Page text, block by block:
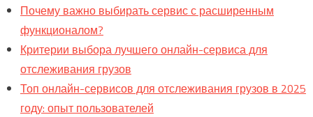
Почему важно выбирать сервис с расширенным
функционалом?
Критерии выбора лучшего онлайн-сервиса для
отслеживания грузов
Топ онлайн-сервисов для отслеживания грузов в 2025
году: опыт пользователей